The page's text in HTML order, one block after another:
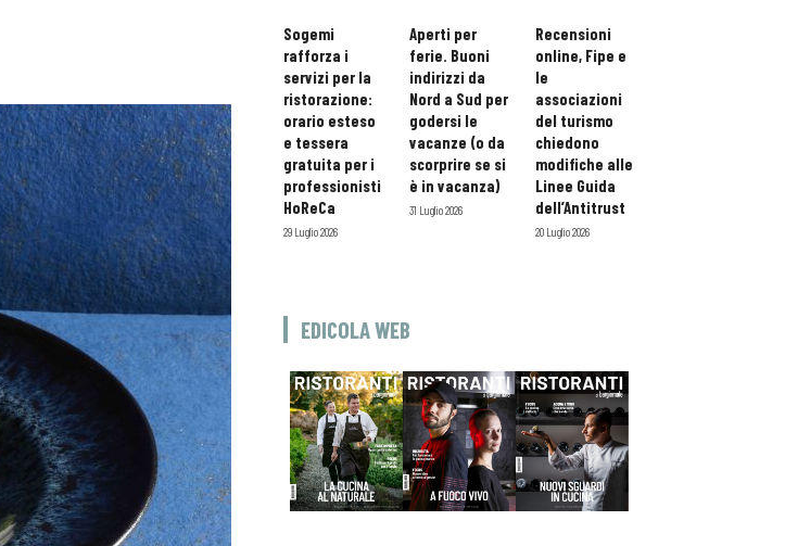
Sogemi
rafforza i
servizi per la
ristorazione:
orario esteso
e tessera
gratuita per i
professionisti
HoReCa
29 Luglio 2026
Aperti per
ferie. Buoni
indirizzi da
Nord a Sud per
godersi le
vacanze (o da
scorprire se si
è in vacanza)
31 Luglio 2026
Recensioni
online, Fipe e
le
associazioni
del turismo
chiedono
modifiche alle
Linee Guida
dell’Antitrust
20 Luglio 2026
EDICOLA WEB